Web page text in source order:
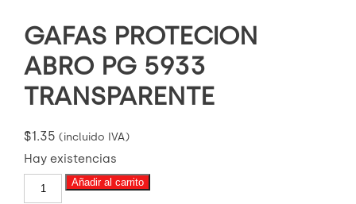
GAFAS PROTECION
ABRO PG 5933
TRANSPARENTE
$1.35 (incluido IVA)
Hay existencias
PROTECION
Añadir al carrito